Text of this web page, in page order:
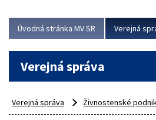
Úvodná stránka MV SR Verejná
Verejná správa
Verejná správa Živnostenské